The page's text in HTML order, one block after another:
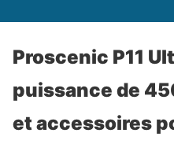
Proscenic P11
puissance de
et accessoires